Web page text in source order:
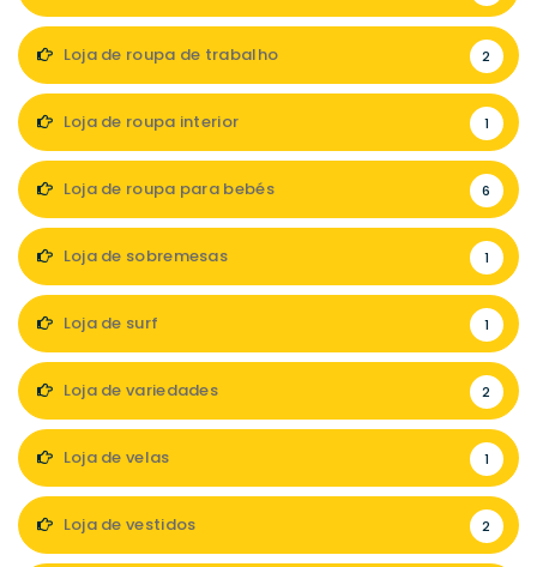
Loja de roupa de trabalho 2
Loja de roupa interior 1
Loja de roupa para bebés 6
Loja de sobremesas 1
Loja de surf 1
Loja de variedades 2
Loja de velas 1
Loja de vestidos 2